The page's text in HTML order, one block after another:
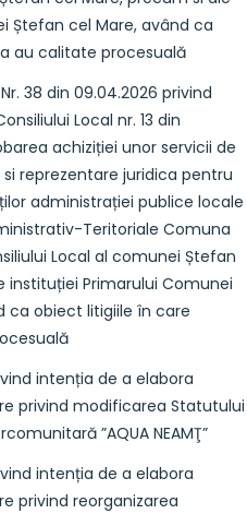
Ștefan cel Mare, având ca
au calitate procesuală
Nr. 38 din 09.04.2026 privind
Local nr. 13 din
achiziției unor servicii de
reprezentare juridica pentru
administrației publice locale
Teritoriale Comuna
Local al comunei Ștefan
instituției Primarului Comunei
ca obiect litigiile în care
intenția de a elabora
privind modificarea Statutului
”AQUA NEAMŢ”
intenția de a elabora
privind reorganizarea